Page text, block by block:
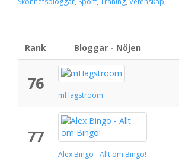
Rank Bloggar - Nöjen
76
mHagstroom
77
Alex Bingo - Allt om Bingo!